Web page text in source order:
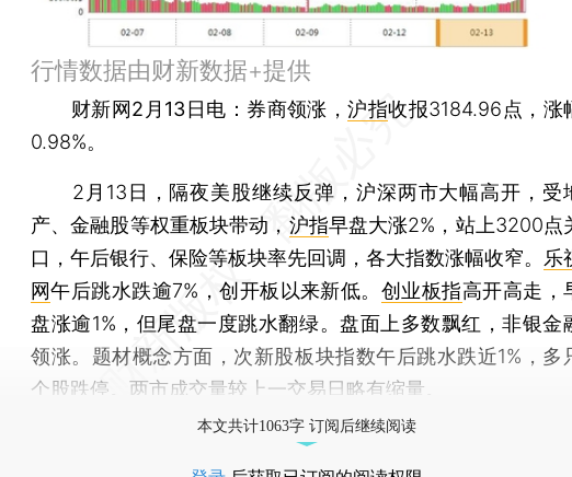
行情数据由财新数据+提供
财新网2月13日电 ：券商领涨，沪指收报3184.96点，涨
0.98%。
2月13日，隔夜美股继续反弹，沪深两市大幅高开，受
产、金融股等权重板块带动， 沪指早盘大涨2%，站上3200点
口，午后银行、保险等板块率先回调，各大指数涨幅收窄。 乐
网午后跳水跌逾7%，创开板以来新低。 创业板指高开高走，
盘涨逾1%，但尾盘一度跳水翻绿。盘面上多数飘红，非银金
领涨。题材概念方面，次新股板块指数午后跳水跌近1%，多
个股跌停。两市成交量较上一交易日略有缩量。
本文共计1063字 订阅后继续阅读